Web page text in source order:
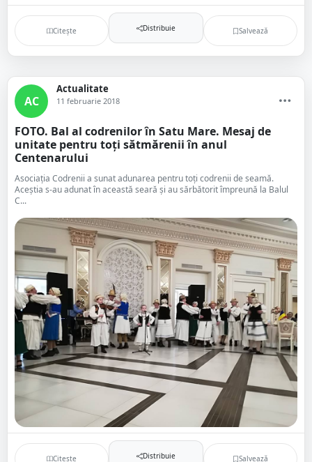
Citește Distribuie Salvează
AC
Actualitate
11 februarie 2018
FOTO. Bal al codrenilor în Satu Mare. Mesaj de
unitate pentru toți sătmărenii în anul
Centenarului
Asociația Codrenii a sunat adunarea pentru toți codrenii de seamă.
Aceștia s-au adunat în această seară și au sărbătorit împreună la Balul
C...
Citește Distribuie Salvează